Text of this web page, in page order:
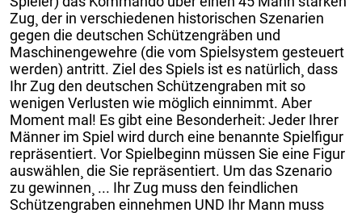
Zug¸ der in verschiedenen historischen Szenarien
gegen die deutschen Schützengräben und
Maschinengewehre (die vom Spielsystem gesteuert
werden) antritt. Ziel des Spiels ist es natürlich¸ dass
Ihr Zug den deutschen Schützengraben mit so
wenigen Verlusten wie möglich einnimmt. Aber
Moment mal! Es gibt eine Besonderheit: Jeder Ihrer
Männer im Spiel wird durch eine benannte Spielfigur
repräsentiert. Vor Spielbeginn müssen Sie eine Figur
auswählen¸ die Sie repräsentiert. Um das Szenario
zu gewinnen¸ ... Ihr Zug muss den feindlichen
Schützengraben einnehmen UND Ihr Mann muss